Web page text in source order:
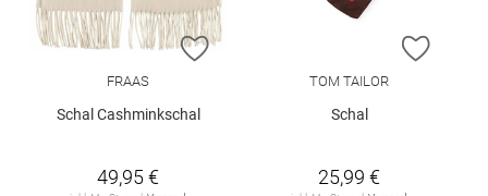
ZUR WUNSCHLISTE HINZUFÜGEN
FRAAS
Schal Cashminkschal
49,95 €
ZUR
TOM TAILOR
Schal
25,99 €